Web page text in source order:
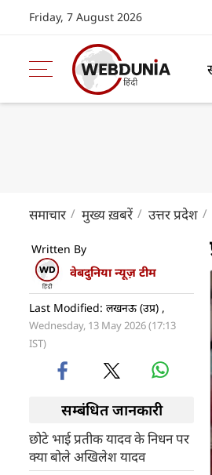
Friday, 7 August 2026
समाचार मुख्य ख़बरें उत्तर प्रदेश
Written By
वेबदुनिया न्यूज़ टीम
Last Modified: लखनऊ (उप्र) ,
Wednesday, 13 May 2026 (17:13
IST)
सम्बंधित जानकारी
छोटे भाई प्रतीक यादव के निधन पर
क्या बोले अखिलेश यादव